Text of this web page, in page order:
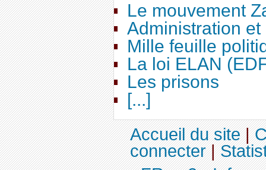
Le mouvement
Administration
Mille feuille
La loi ELAN
Les prisons
[...]
Accueil du site|
connecter|